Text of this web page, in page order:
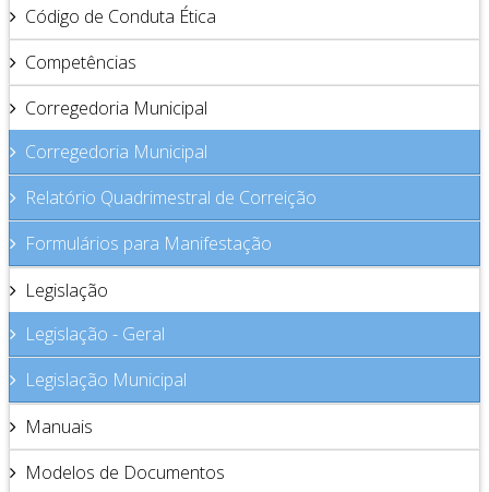
Código de Conduta Ética
Competências
Corregedoria Municipal
Corregedoria Municipal
Relatório Quadrimestral de Correição
Formulários para Manifestação
Legislação
Legislação - Geral
Legislação Municipal
Manuais
Modelos de Documentos